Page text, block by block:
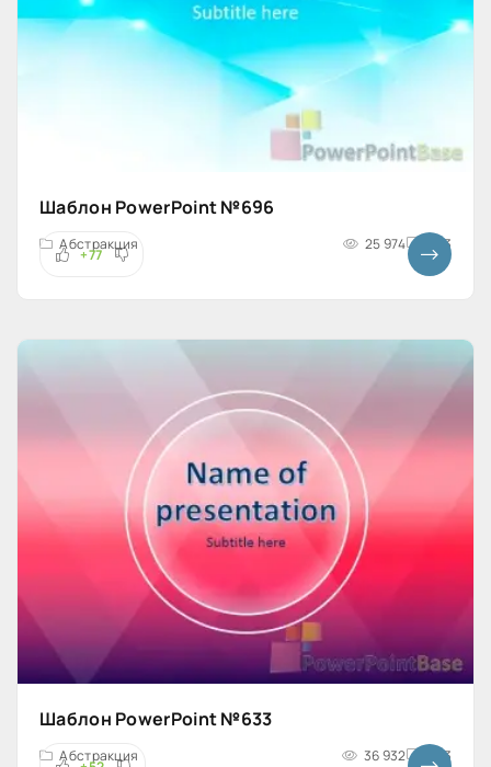
Шаблон PowerPoint №696
Абстракция 25 974 4x3
+77
Шаблон PowerPoint №633
Абстракция 36 932 4x3